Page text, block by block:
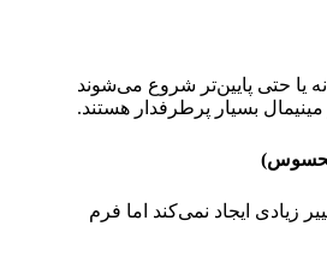
یا حتی پایین‌تر شروع می‌شوند
بسیار پرطرفدار هستند.
زیادی ایجاد نمی‌کند اما فرم